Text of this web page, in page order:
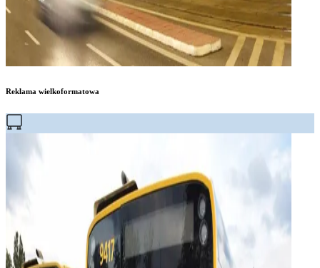
Reklama wielkoformatowa